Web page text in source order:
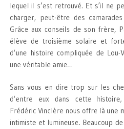
lequel il s’est retrouvé. Et s’il ne
charger, peut-être des
Grâce aux conseils de son frère,
élève de troisième solaire et
d’une histoire compliquée de
une véritable amie…
Sans vous en dire trop sur les
d’entre eux dans cette
Frédéric Vinclère nous offre là une
intimiste et lumineuse. Beaucoup